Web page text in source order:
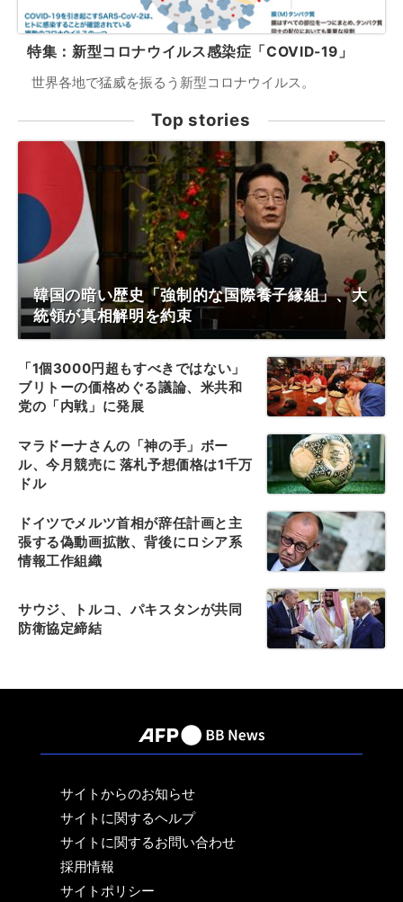
特集：新型コロナウイルス感染症「COVID-19」
世界各地で猛威を振るう新型コロナウイルス。
Top stories
韓国の暗い歴史「強制的な国際養子縁組」、大
統領が真相解明を約束
「1個3000円超もすべきではない」
ブリトーの価格めぐる議論、米共和
党の「内戦」に発展
マラドーナさんの「神の手」ボー
ル、今月競売に 落札予想価格は1千万
ドル
ドイツでメルツ首相が辞任計画と主
張する偽動画拡散、背後にロシア系
情報工作組織
サウジ、トルコ、パキスタンが共同
防衛協定締結
サイトからのお知らせ
サイトに関するヘルプ
サイトに関するお問い合わせ
採用情報
サイトポリシー